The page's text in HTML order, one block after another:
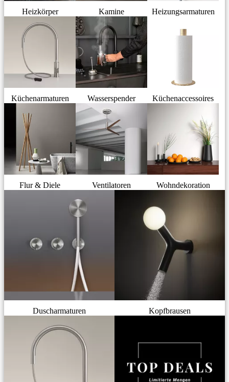
Heizkörper Kamine Heizungsarmaturen
Küchenarmaturen Wasserspender Küchenaccessoires
Flur & Diele Ventilatoren Wohndekoration
Duscharmaturen Kopfbrausen